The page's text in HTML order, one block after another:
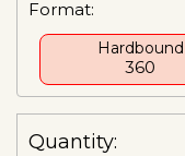
Format:
Hardbound
₹360
Quantity: